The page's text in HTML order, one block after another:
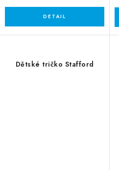
Dětské tričko Stafford